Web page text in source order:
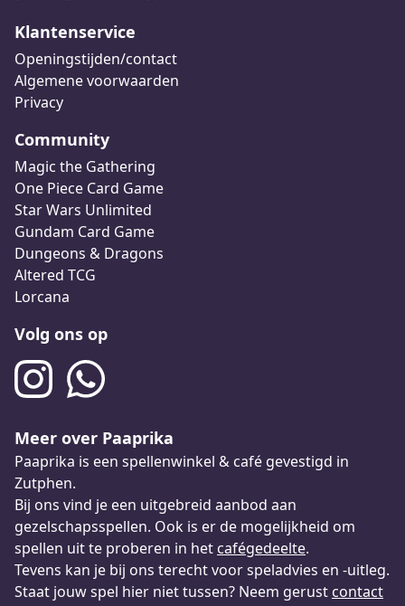
Klantenservice
Openingstijden/contact
Algemene voorwaarden
Privacy
Community
Magic the Gathering
One Piece Card Game
Star Wars Unlimited
Gundam Card Game
Dungeons & Dragons
Altered TCG
Lorcana
Volg ons op
Meer over Paaprika
Paaprika is een spellenwinkel & café gevestigd in
Zutphen.
Bij ons vind je een uitgebreid aanbod aan
gezelschapsspellen. Ook is er de mogelijkheid om
spellen uit te proberen in het cafégedeelte.
Tevens kan je bij ons terecht voor speladvies en -uitleg.
Staat jouw spel hier niet tussen? Neem gerust contact